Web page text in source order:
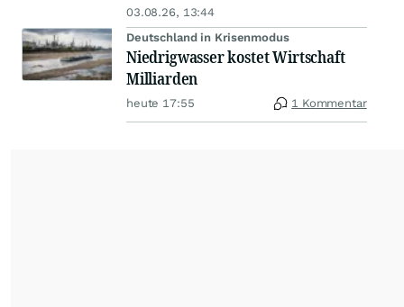
03.08.26, 13:44
Deutschland in Krisenmodus
Niedrigwasser kostet Wirtschaft
Milliarden
heute 17:55 1 Kommentar